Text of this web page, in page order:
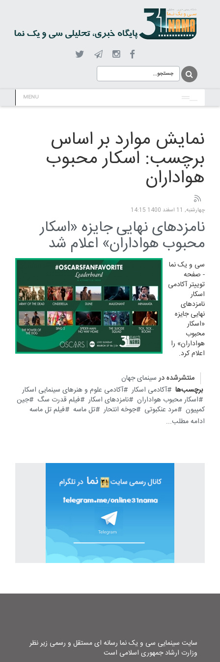
MENU
نمایش موارد بر اساس
برچسب: اسکار محبوب
هواداران
چهارشنبه, 11 اسفند 1400 14:15
نامزد‌های نهایی جایزه «اسکار
محبوب هواداران» اعلام شد
سی و یک نما
- صفحه
توییتر آکادمی
اسکار
نامزد‌های
نهایی جایزه
«اسکار
محبوب
هواداران» را
اعلام کرد.
منتشرشده در سینمای جهان
برچسب‌ها
آکادمی اسکار
آکادمی علوم و هنر‌های سینمایی اسکار
اسکار محبوب هواداران
نامزدهای اسکار فیلم قدرت سگ
جین
کمپیون
مرد عنکبوتی جوخه انتحار تل ماسه
فیلم تل ماسه
ادامه مطلب...
سایت سینمایی سی و یک نما رسانه ای مستقل و رسمی زیر نظر
وزارت ارشاد جمهوری اسلامی است